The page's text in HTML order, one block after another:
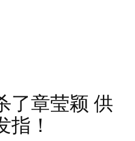
了章莹颖 供
指！